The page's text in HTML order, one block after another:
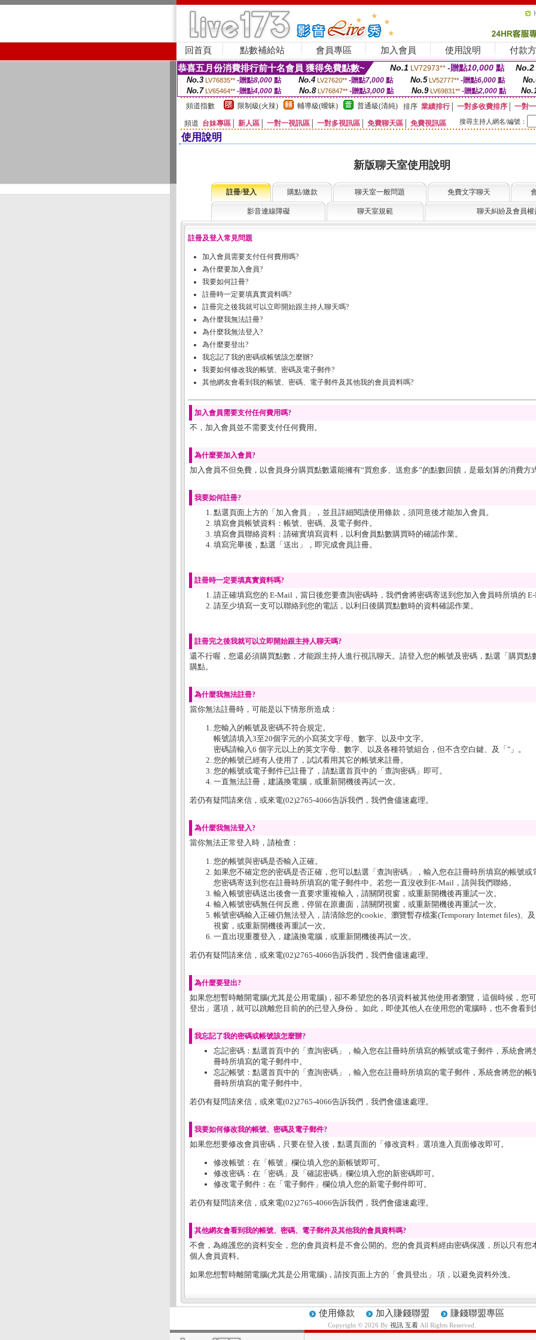
回首頁 點數補給站 會員專區 加入會員 使用說明 付款
恭喜五月份消費排行前十名會員 獲得免費點數~ No.1 LV72973** -贈點10,000 點 No.2
No.3 LV76835** -贈點8,000點 No.4 LV27620** -贈點7,000點 No.5 LV52777** -贈點6,000點
No.7 LV65464** -贈點4,000 點 No.8 LV76847** -贈點3,000 點 No.9 LV69831** -贈點2,000點
頻道指數
限制級(火辣) 輔導級(曖昧) 普通級(清純) 排序 業績排行│ 一對多收費排序
一對
頻道 台妹專區 新人區 一對一視訊區 一對多視訊區 免費聊天區 免費視訊區 搜尋主持人網名/編號：
使用說明
新版聊天室使用說明
註冊/登入 購點/繳款 聊天室一般問題 免費文字聊天
影音連線障礙 聊天室規範 聊天糾紛及會員權
註冊及登入常見問題
加入會員需要支付任何費用嗎?
為什麼要加入會員?
我要如何註冊?
註冊時一定要填真實資料嗎?
註冊完之後我就可以立即開始跟主持人聊天嗎?
為什麼我無法註冊?
為什麼我無法登入?
為什麼要登出?
我忘記了我的密碼或帳號該怎麼辦?
我要如何修改我的帳號、密碼及電子郵件?
其他網友會看到我的帳號、密碼、電子郵件及其他我的會員資料嗎?
加入會員需要支付任何費用嗎?
不，加入會員並不需要支付任何費用。
為什麼要加入會員?
加入會員不但免費，以會員身分購買點數還能擁有“買愈多、送愈多”的點數回饋，是最划算的消費方
我要如何註冊?
點選頁面上方的「加入會員」，並且詳細閱讀使用條款，須同意後才能加入會員。
填寫會員帳號資料：帳號、密碼、及電子郵件。
填寫會員聯絡資料：請確實填寫資料，以利會員點數購買時的確認作業。
填寫完畢後，點選「送出」，即完成會員註冊。
註冊時一定要填真實資料嗎?
請正確填寫您的 E-Mail，當日後您要查詢密碼時，我們會將密碼寄送到您加入會員時所填的 E-
請至少填寫一支可以聯絡到您的電話，以利日後購買點數時的資料確認作業。
註冊完之後我就可以立即開始跟主持人聊天嗎?
還不行喔，您還必須購買點數，才能跟主持人進行視訊聊天。請登入您的帳號及密碼，點選「 購買點
購點。
為什麼我無法註冊?
當你無法註冊時，可能是以下情形所造成：
您輸入的帳號及密碼不符合規定。
帳號請填入3至20個字元的小寫英文字母、數字、以及中文字。
密碼請輸入6 個字元以上的英文字母、數字、以及各種符號組合，但不含空白鍵、及「"」。
您的帳號已經有人使用了，試試看用其它的帳號來註冊。
您的帳號或電子郵件已註冊了，請點選首頁中的「查詢密碼」即可。
一直無法註冊，建議換電腦，或重新開機後再試一次。
若仍有疑問請來信，或來電(02)2765-4066告訴我們，我們會儘速處理。
為什麼我無法登入?
當你無法正常登入時，請檢查：
您的帳號與密碼是否輸入正確。
如果您不確定您的密碼是否正確，您可以點選「查詢密碼」，輸入您在註冊時所填寫的帳號或
您密碼寄送到您在註冊時所填寫的電子郵件中。若您一直沒收到E-Mail，請與我們聯絡。
輸入帳號密碼送出後會一直要求重複輸入，請關閉視窗，或重新開機後再重試一次。
輸入帳號密碼無任何反應，停留在原畫面，請關閉視窗，或重新開機後再重試一次。
帳號密碼輸入正確仍無法登入，請清除您的cookie、瀏覽暫存檔案(Temporary Internet files)、
視窗，或重新開機後再重試一次。
一直出現重覆登入，建議換電腦，或重新開機後再試一次。
若仍有疑問請來信，或來電(02)2765-4066告訴我們，我們會儘速處理。
為什麼要登出?
如果您想暫時離開電腦(尤其是公用電腦)，卻不希望您的各項資料被其他使用者瀏覽，這個時候，您
登出」選項，就可以跳離您目前的的已登入身份 。如此，即使其他人在使用您的電腦時，也不會看到
我忘記了我的密碼或帳號該怎麼辦?
忘記密碼：點選首頁中的「查詢密碼」，輸入您在註冊時所填寫的帳號或電子郵件，系統會將
冊時所填寫的電子郵件中。
忘記帳號：點選首頁中的「查詢密碼」，輸入您在註冊時所填寫的電子郵件，系統會將您的帳
冊時所填寫的電子郵件中。
若仍有疑問請來信，或來電(02)2765-4066告訴我們，我們會儘速處理。
我要如何修改我的帳號、密碼及電子郵件?
如果您想要修改會員密碼，只要在登入後，點選頁面的「修改資料」選項進入頁面修改即可。
修改帳號：在「帳號」欄位填入您的新帳號即可。
修改密碼：在「密碼」及「確認密碼」欄位填入您的新密碼即可。
修改電子郵件：在「電子郵件」欄位填入您的新電子郵件即可。
若仍有疑問請來信，或來電(02)2765-4066告訴我們，我們會儘速處理。
其他網友會看到我的帳號、密碼、電子郵件及其他我的會員資料嗎?
不會，為維護您的資料安全，您的會員資料是不會公開的。您的會員資料經由密碼保護，所以只有您
個人會員資料。
如果您想暫時離開電腦(尤其是公用電腦)，請按頁面上方的「會員登出」 項，以避免資料外洩。
使用條款 加入賺錢聯盟 賺錢聯盟專區
Copyright © 2026 By 視訊 互看 All Rights Reserved.